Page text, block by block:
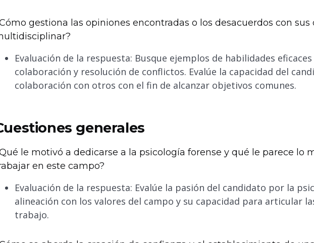
gestiona las opiniones encontradas o los desacuerdos con
Evaluación de la respuesta: Busque ejemplos de habilidades
colaboración y resolución de conflictos. Evalúe la capacidad del
colaboración con otros con el fin de alcanzar objetivos comunes.
generales
le motivó a dedicarse a la psicología forense y qué le parece lo
en este campo?
Evaluación de la respuesta: Evalúe la pasión del candidato por la
alineación con los valores del campo y su capacidad para articular
trabajo.